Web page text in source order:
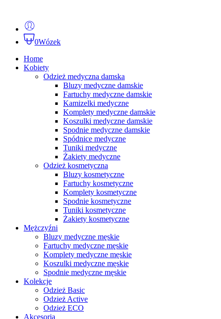
0Wózek
Home
Kobiety
Odzież medyczna damska
Bluzy medyczne damskie
Fartuchy medyczne damskie
Kamizelki medyczne
Komplety medyczne damskie
Koszulki medyczne damskie
Spodnie medyczne damskie
Spódnice medyczne
Tuniki medyczne
Żakiety medyczne
Odzież kosmetyczna
Bluzy kosmetyczne
Fartuchy kosmetyczne
Komplety kosmetyczne
Spodnie kosmetyczne
Tuniki kosmetyczne
Żakiety kosmetyczne
Mężczyźni
Bluzy medyczne męskie
Fartuchy medyczne męskie
Komplety medyczne męskie
Koszulki medyczne męskie
Spodnie medyczne męskie
Kolekcje
Odzież Basic
Odzież Active
Odzież ECO
Akcesoria